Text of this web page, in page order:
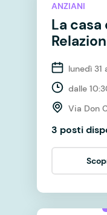
ANZIANI
La
lunedì 31
dalle
Via Don
3 posti